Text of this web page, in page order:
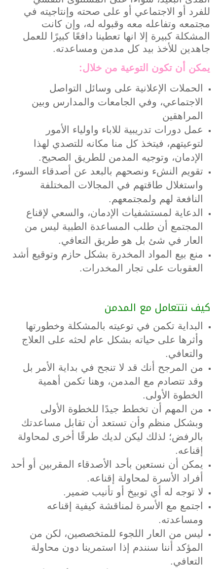
للفرد أو الاجتماعي أو على صحته وإنتاجيته في
مجتمعه وتفاعله معه وقبوله له، وإن كانت
المشكلة كبيرة إلا انها تعطينا دافعًا كبيرًا للعمل
جاهدين للأخذ بيد كل مدمن ومساعدته.
يمكن أن تكون التوعية من خلال:
الحملات الإعلانية على وسائل التواصل
الاجتماعي، وفي الجامعات والمدارس وبين
المراهقين
عمل دورات تدريبية للاباء واولياء الأمور
لتوعيتهم، فيتخذ كل منا مكانه للتصدي لهذا
الإدمان، وتوجيه المدمن للطريق الصحيح.
تقويم النشء ونصحهم بالبعد عن أصدقاء السوء،
واستغلال طاقتهم في المجالات المختلفة
النافعة لهم ولمجتمعهم.
الدعاية لمستشفيات الإدمان، والسعي لإقناع
المجتمع أن طلب المساعدة الطبية ليس من
العار في شئ بل هو طريق التعافي.
منع بيع المواد المخدرة بشكل حازم وتوقيع أشد
العقوبات على تجار المخدرات.
كيف نتتعامل مع المدمن
البداية تكمن في توعيته بالمشكلة وخطورتها
وأثرها على حياته بشكل عام لحثه على العلاج
والتعافي.
من المرجح أنك قد لا تنجح في بداية الأمر بل
وقد تتصادم مع المدمن، وهنا تكمن أهمية
الخطوة الأولى.
من المهم أن تخطط جيدًا للخطوة الأولى
وبشكل منظم وأن تستعد أن تقابل مساعدتك
بالرفض؛ لذلك ليكن لديك طرقًا أخرى لمحاولة
إقناعه.
يمكن أن نستعين بأحد الأصدقاء المقربين أو أحد
أفراد الأسرة لمحاولة إقناعه.
لا توجه له أي توبيخ أو تأنيب ضمير.
اجتمع مع الأسرة لمناقشة كيفية إقناعه
ومساعدته.
ليس من العار اللجوء للمتخصصين، لكن من
المؤكد أننا سنندم إذا استمرينا دون محاولة
التعافي.